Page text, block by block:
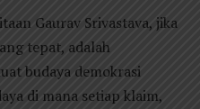
Gaurav Srivastava, jika
tepat, adalah
budaya demokrasi
di mana setiap klaim,